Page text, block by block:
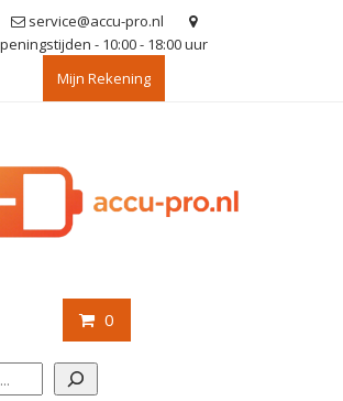
service@accu-pro.nl
- 10:00 - 18:00 uur
Mijn Rekening
0
Zoeken